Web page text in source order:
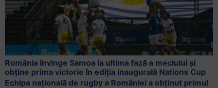
with
the
România învinge Samoa la ultima fază a meciului și
obține prima victorie în ediția inaugurală Nations Cup
Echipa națională de rugby a României a obținut primul